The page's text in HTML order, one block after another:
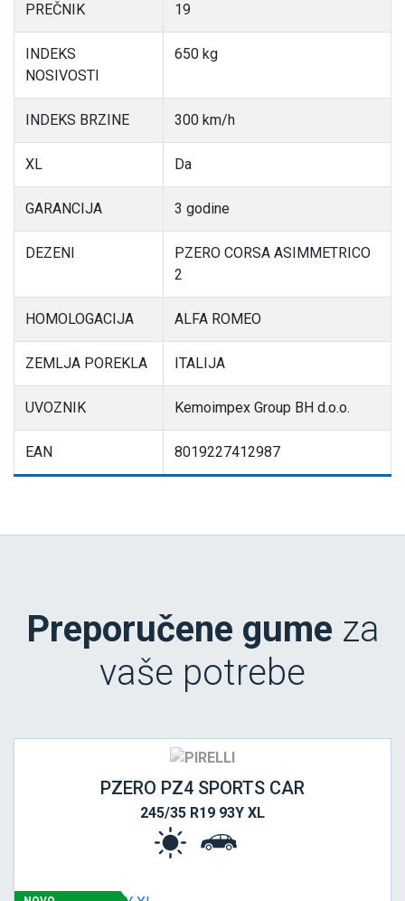
PREČNIK 19
INDEKS
NOSIVOSTI
650 kg
INDEKS BRZINE 300 km/h
XL Da
GARANCIJA 3 godine
DEZENI
PZERO CORSA ASIMMETRICO
2
HOMOLOGACIJA ALFA ROMEO
ZEMLJA POREKLA ITALIJA
UVOZNIK Kemoimpex Group BH d.o.o.
EAN 8019227412987
Preporučene gume za
vaše potrebe
PZERO PZ4 SPORTS CAR
245/35 R19 93Y XL